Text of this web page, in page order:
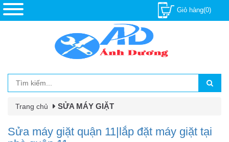
Giỏ hàng(0)
Trang chủ SỬA MÁY GIẶT
Sửa máy giặt quận 11|lắp đặt máy giặt tại